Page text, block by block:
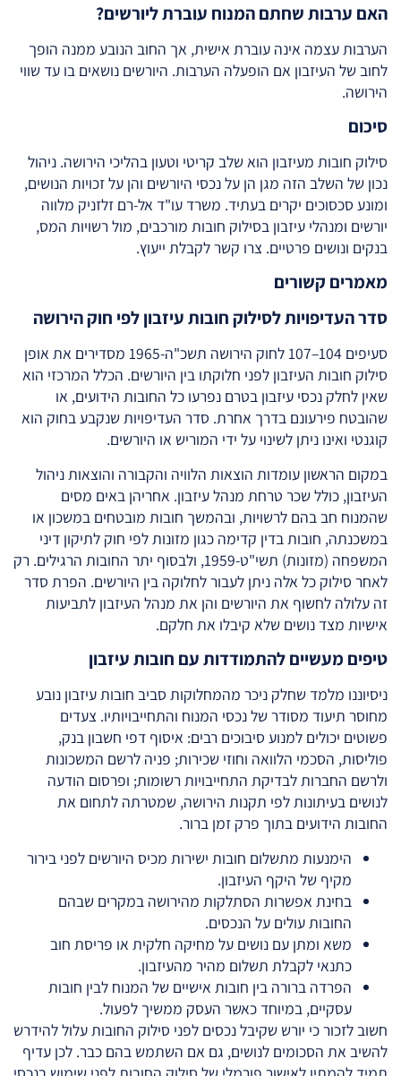
האם ערבות שחתם המנוח עוברת ליורשים?
הערבות עצמה אינה עוברת אישית, אך החוב הנובע ממנה הופך
לחוב של העיזבון אם הופעלה הערבות. היורשים נושאים בו עד שווי
הירושה.
סיכום
סילוק חובות מעיזבון הוא שלב קריטי וטעון בהליכי הירושה. ניהול
נכון של השלב הזה מגן הן על נכסי היורשים והן על זכויות הנושים,
ומונע סכסוכים יקרים בעתיד. משרד עו"ד אל-רם זלזניק מלווה
יורשים ומנהלי עיזבון בסילוק חובות מורכבים, מול רשויות המס,
בנקים ונושים פרטיים. צרו קשר לקבלת ייעוץ.
מאמרים קשורים
סדר העדיפויות לסילוק חובות עיזבון לפי חוק הירושה
סעיפים 104–107 לחוק הירושה תשכ"ה-1965 מסדירים את אופן
סילוק חובות העיזבון לפני חלוקתו בין היורשים. הכלל המרכזי הוא
שאין לחלק נכסי עיזבון בטרם נפרעו כל החובות הידועים, או
שהובטח פירעונם בדרך אחרת. סדר העדיפויות שנקבע בחוק הוא
קוגנטי ואינו ניתן לשינוי על ידי המוריש או היורשים.
במקום הראשון עומדות הוצאות הלוויה והקבורה והוצאות ניהול
העיזבון, כולל שכר טרחת מנהל עיזבון. אחריהן באים מסים
שהמנוח חב בהם לרשויות, ובהמשך חובות מובטחים במשכון או
במשכנתה, חובות בדין קדימה כגון מזונות לפי חוק לתיקון דיני
המשפחה (מזונות) תשי"ט-1959, ולבסוף יתר החובות הרגילים. רק
לאחר סילוק כל אלה ניתן לעבור לחלוקה בין היורשים. הפרת סדר
זה עלולה לחשוף את היורשים והן את מנהל העיזבון לתביעות
אישיות מצד נושים שלא קיבלו את חלקם.
טיפים מעשיים להתמודדות עם חובות עיזבון
ניסיוננו מלמד שחלק ניכר מהמחלוקות סביב חובות עיזבון נובע
מחוסר תיעוד מסודר של נכסי המנוח והתחייבויותיו. צעדים
פשוטים יכולים למנוע סיבוכים רבים: איסוף דפי חשבון בנק,
פוליסות, הסכמי הלוואה וחוזי שכירות; פניה לרשם המשכונות
ולרשם החברות לבדיקת התחייבויות רשומות; ופרסום הודעה
לנושים בעיתונות לפי תקנות הירושה, שמטרתה לתחום את
החובות הידועים בתוך פרק זמן ברור.
הימנעות מתשלום חובות ישירות מכיס היורשים לפני בירור
מקיף של היקף העיזבון.
בחינת אפשרות הסתלקות מהירושה במקרים שבהם
החובות עולים על הנכסים.
משא ומתן עם נושים על מחיקה חלקית או פריסת חוב
כתנאי לקבלת תשלום מהיר מהעיזבון.
הפרדה ברורה בין חובות אישיים של המנוח לבין חובות
עסקיים, במיוחד כאשר העסק ממשיך לפעול.
חשוב לזכור כי יורש שקיבל נכסים לפני סילוק החובות עלול להידרש
להשיב את הסכומים לנושים, גם אם השתמש בהם כבר. לכן עדיף